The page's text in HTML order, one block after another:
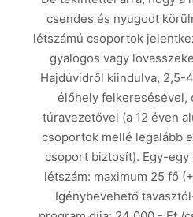
csendes és nyugodt
létszámú csoportok
gyalogos vagy
Hajdúvidről kiindulva, 2,5-
élőhely felkeresésével,
túravezetővel (a 12 éven
csoportok mellé legalább
csoport biztosít). Egy-egy
létszám: maximum 25 fő
Igénybevehető